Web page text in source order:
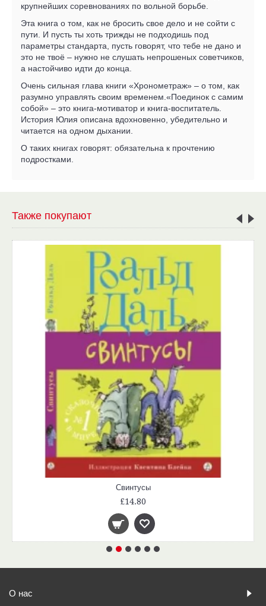
крупнейших соревнованиях по вольной борьбе.
Эта книга о том, как не бросить свое дело и не сойти с
пути. И пусть ты хоть трижды не подходишь под
параметры стандарта, пусть говорят, что тебе не дано и
это не твоё – нужно не слушать непрошеных советчиков,
а настойчиво идти до конца.
Очень сильная глава книги «Хронометраж» – о том, как
разумно управлять своим временем.«Поединок с самим
собой» – это книга-мотиватор и книга-воспитатель.
История Юлия описана вдохновенно, убедительно и
читается на одном дыхании.
О таких книгах говорят: обязательна к прочтению
подростками.
Также покупают
Свинтусы
£14.80
О нас